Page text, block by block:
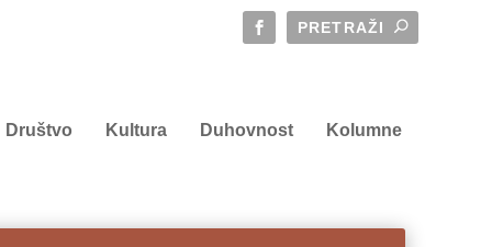
Društvo Kultura Duhovnost Kolumne